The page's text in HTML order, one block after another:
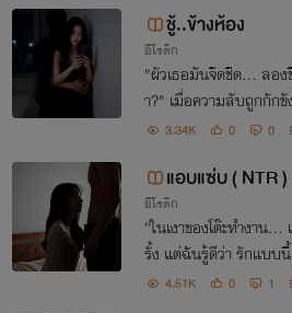
ชู้..ข้างห้อง
อีโรติก
"ผัวเธอมันจืดชืด... ลอ
า?" เมื่อความลับถูกกัก
างบ้านที่สามีไว้ใจที่สุด!
3.34K 0 0
แอบแซ่บ ( NTR )
อีโรติก
“ในเงาของโต๊ะทำงาน
รั้ง แต่ฉันรู้ดีว่า รักแบบ
4.51K 0 1